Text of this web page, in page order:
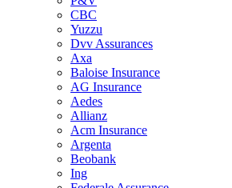
CBC
Yuzzu
Dvv Assurances
Axa
Baloise Insurance
AG Insurance
Aedes
Allianz
Acm Insurance
Argenta
Beobank
Ing